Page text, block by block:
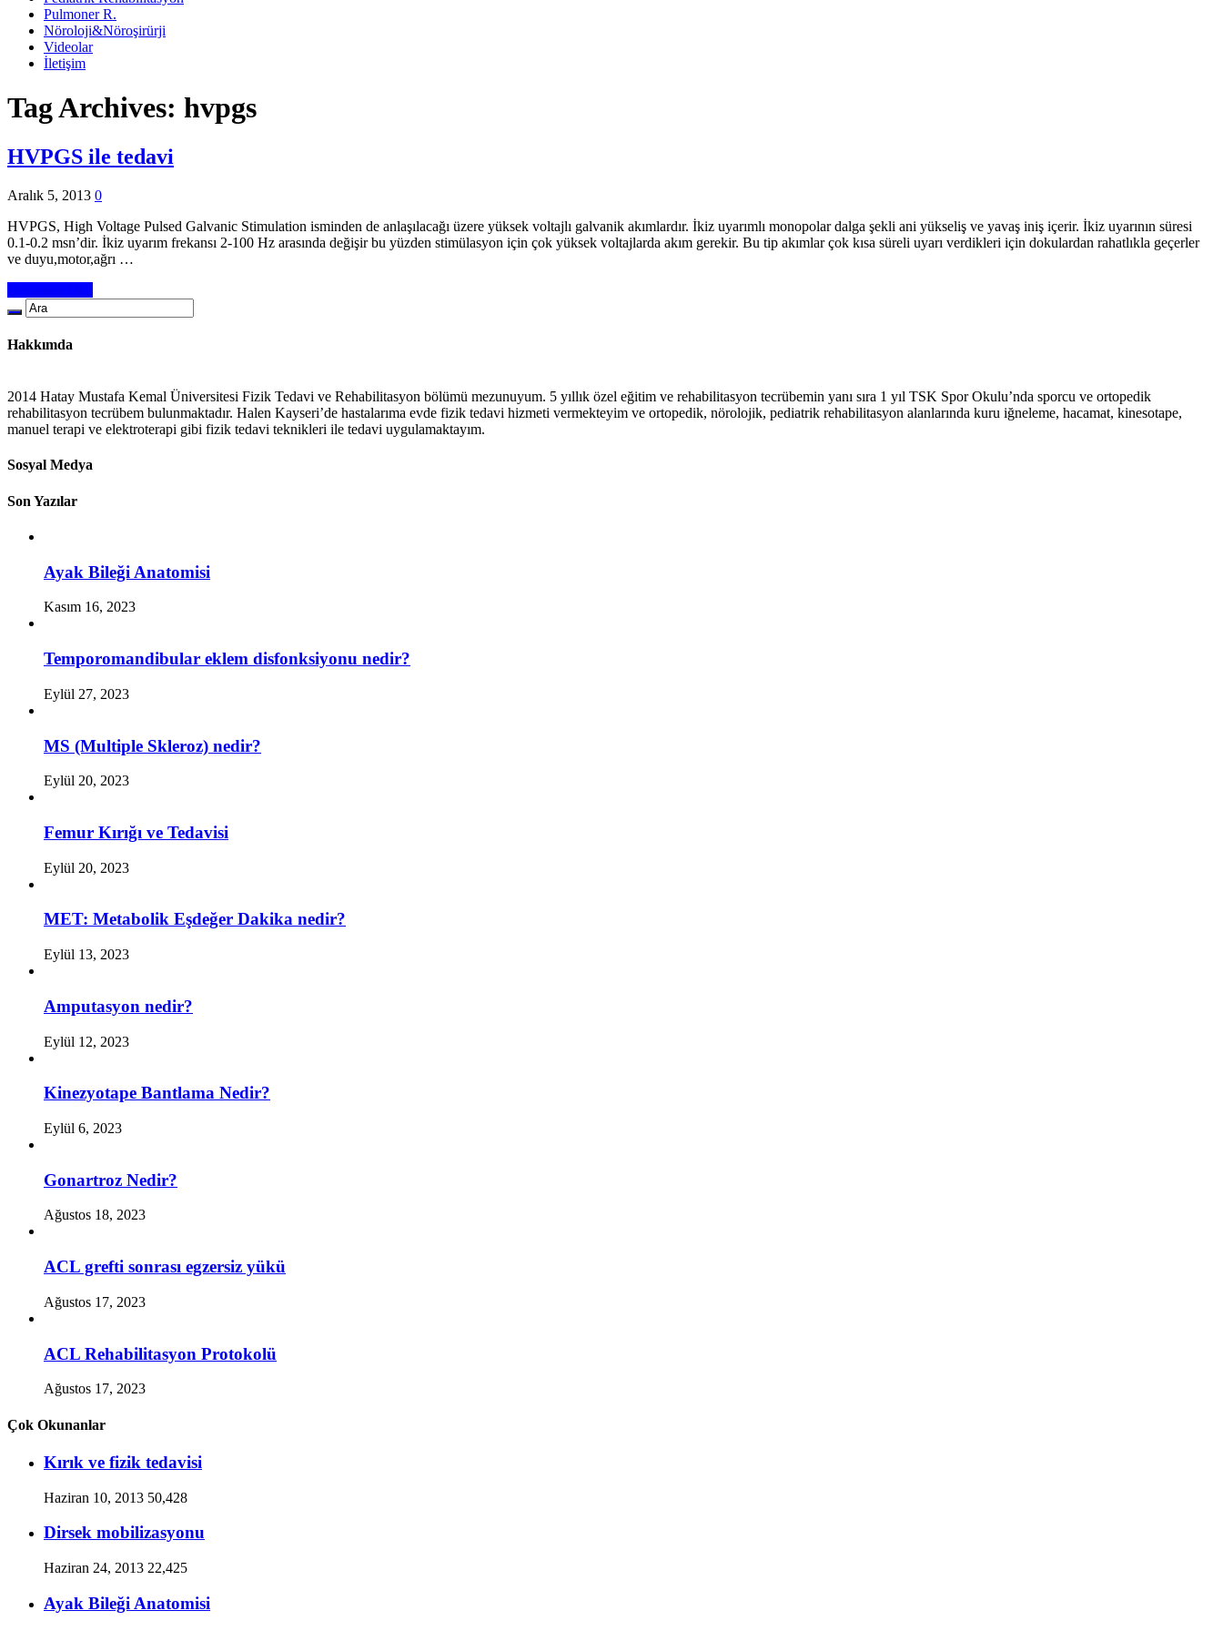
Pulmoner R.
Nöroloji&Nöroşirürji
Videolar
İletişim
Tag Archives: hvpgs
HVPGS ile tedavi
Aralık 5, 2013 0
HVPGS, High Voltage Pulsed Galvanic Stimulation isminden de anlaşılacağı üzere yüksek voltajlı galvanik akımlardır. İkiz uyarımlı monopolar dalga şekli ani yükseliş ve yavaş iniş içerir. İkiz uyarının süresi
0.1-0.2 msn’dir. İkiz uyarım frekansı 2-100 Hz arasında değişir bu yüzden stimülasyon için çok yüksek voltajlarda akım gerekir. Bu tip akımlar çok kısa süreli uyarı verdikleri için dokulardan rahatlıkla geçerler
ve duyu,motor,ağrı …
Hakkımda
2014 Hatay Mustafa Kemal Üniversitesi Fizik Tedavi ve Rehabilitasyon bölümü mezunuyum. 5 yıllık özel eğitim ve rehabilitasyon tecrübemin yanı sıra 1 yıl TSK Spor Okulu’nda sporcu ve ortopedik
rehabilitasyon tecrübem bulunmaktadır. Halen Kayseri’de hastalarıma evde fizik tedavi hizmeti vermekteyim ve ortopedik, nörolojik, pediatrik rehabilitasyon alanlarında kuru iğneleme, hacamat, kinesotape,
manuel terapi ve elektroterapi gibi fizik tedavi teknikleri ile tedavi uygulamaktayım.
Sosyal Medya
Son Yazılar
Ayak Bileği Anatomisi
Kasım 16, 2023
Temporomandibular eklem disfonksiyonu nedir?
Eylül 27, 2023
MS (Multiple Skleroz) nedir?
Eylül 20, 2023
Femur Kırığı ve Tedavisi
Eylül 20, 2023
MET: Metabolik Eşdeğer Dakika nedir?
Eylül 13, 2023
Amputasyon nedir?
Eylül 12, 2023
Kinezyotape Bantlama Nedir?
Eylül 6, 2023
Gonartroz Nedir?
Ağustos 18, 2023
ACL grefti sonrası egzersiz yükü
Ağustos 17, 2023
ACL Rehabilitasyon Protokolü
Ağustos 17, 2023
Çok Okunanlar
Kırık ve fizik tedavisi
Haziran 10, 2013 50,428
Dirsek mobilizasyonu
Haziran 24, 2013 22,425
Ayak Bileği Anatomisi